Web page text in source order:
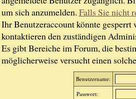
um sich anzumelden. Falls Sie nicht
Ihr Benutzeraccount könnte gesperrt
kontaktieren den zuständigen
Es gibt Bereiche im Forum, die
möglicherweise versucht einen
Benutzername:
Passwort: